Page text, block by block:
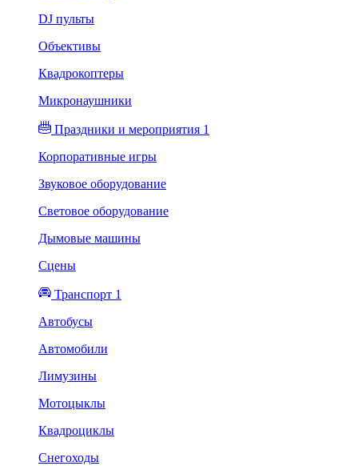
DJ пульты
Объективы
Квадрокоптеры
Микронаушники
Праздники и мероприятия 1
Корпоративные игры
Звуковое оборудование
Световое оборудование
Дымовые машины
Сцены
Транспорт 1
Автобусы
Автомобили
Лимузины
Мотоцыклы
Квадроциклы
Снегоходы